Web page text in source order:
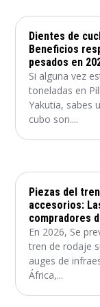
Dientes de
Beneficios
pesados ​​en
Si alguna vez
toneladas en
Yakutia, sabes
cubo son....
Piezas del
accesorios:
compradores
En 2026, Se
tren de rodaje
auges de
África,...